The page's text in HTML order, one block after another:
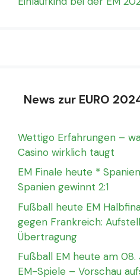
News zur EURO
Wettigo Erfahrungen –
Casino wirklich taugt
EM Finale heute *
Spanien gewinnt 2:1
Fußball heute EM
gegen Frankreich:
Übertragung
Fußball EM heute am 08.
EM-Spiele – Vorschau